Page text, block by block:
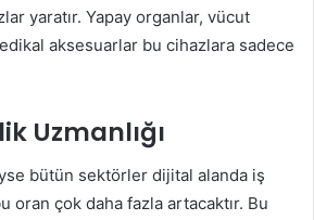
yaratır. Yapay organlar, vücut
aksesuarlar bu cihazlara sadece
Uzmanlığı
bütün sektörler dijital alanda iş
oran çok daha fazla artacaktır. Bu